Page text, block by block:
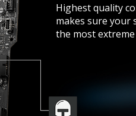
Highest quality
makes sure your
the most